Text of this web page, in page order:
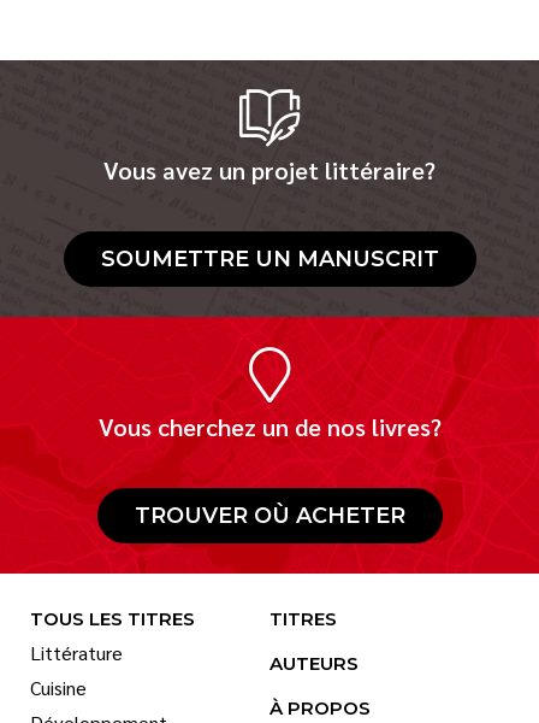
Vous avez un projet littéraire?
SOUMETTRE UN MANUSCRIT
Vous cherchez un de nos livres?
TROUVER OÙ ACHETER
TOUS LES TITRES
Littérature
Cuisine
TITRES
AUTEURS
À PROPOS